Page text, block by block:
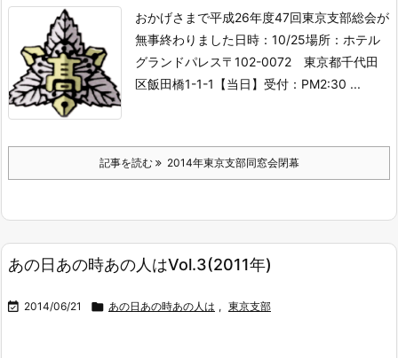
おかげさまで平成26年度47回東京支部総会が
無事終わりました日時：10/25場所：ホテル
グランドパレス〒102-0072 東京都千代田
区飯田橋1-1-1
【当日】 受付：PM2:30 ...
記事を読む 2014年東京支部同窓会閉幕
あの日あの時あの人はVol.3(2011年)
 2014/06/21  あの日あの時あの人は , 東京支部